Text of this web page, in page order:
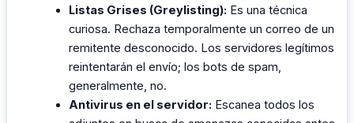
Listas Grises (Greylisting): Es una técnica
curiosa. Rechaza temporalmente un correo de un
remitente desconocido. Los servidores legítimos
reintentarán el envío; los bots de spam,
generalmente, no.
Antivirus en el servidor: Escanea todos los